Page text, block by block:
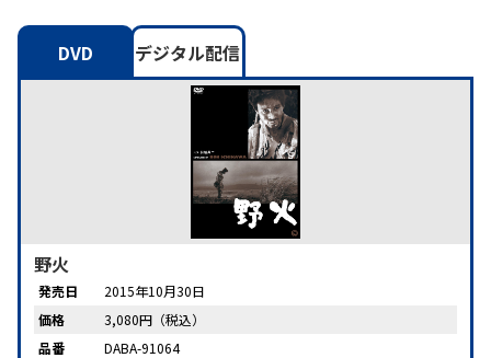
DVD デジタル配信
野火
発売日
2015年10月30日
価格
3,080円（税込）
品番
DABA-91064